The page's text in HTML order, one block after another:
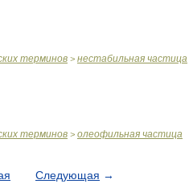
терминов > нестабильная частица
терминов > олеофильная частица
Следующая →